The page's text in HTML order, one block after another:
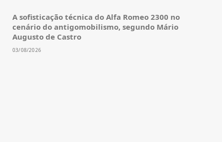
A sofisticação técnica do Alfa Romeo 2300 no
cenário do antigomobilismo, segundo Mário
Augusto de Castro
03/08/2026